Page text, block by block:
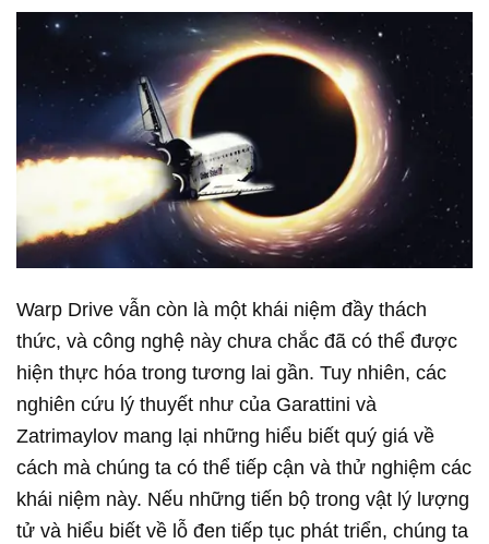
Warp Drive vẫn còn là một khái niệm đầy thách
thức, và công nghệ này chưa chắc đã có thể được
hiện thực hóa trong tương lai gần. Tuy nhiên, các
nghiên cứu lý thuyết như của Garattini và
Zatrimaylov mang lại những hiểu biết quý giá về
cách mà chúng ta có thể tiếp cận và thử nghiệm các
khái niệm này. Nếu những tiến bộ trong vật lý lượng
tử và hiểu biết về lỗ đen tiếp tục phát triển, chúng ta